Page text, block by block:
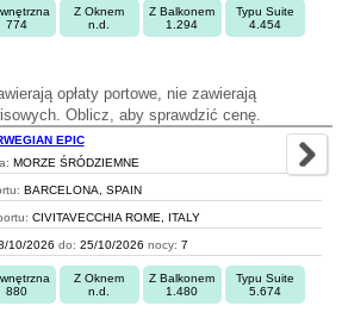
774
Z Oknem
n.d.
Z Balkonem
1.294
Typu Suite
4.454
opłaty portowe, nie zawierają
Oblicz, aby sprawdzić cenę.
EPIC
MORZE ŚRÓDZIEMNE
BARCELONA, SPAIN
CIVITAVECCHIA ROME, ITALY
10/2026 do: 25/10/2026 nocy: 7
880
Z Oknem
n.d.
Z Balkonem
1.480
Typu Suite
5.674